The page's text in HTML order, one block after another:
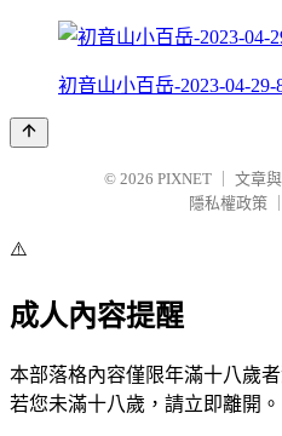
初音山小百岳-2023-04-29-
© 2026 PIXNET
文章
隱私權政策
⚠️
成人內容提醒
本部落格內容僅限年滿十八歲者
若您未滿十八歲，請立即離開。